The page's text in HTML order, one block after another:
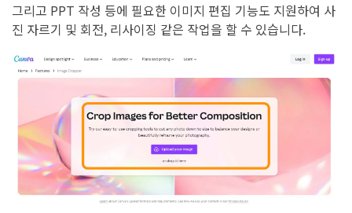
그리고 PPT 작성 등에 필요한 이미지 편집 기능도 지원하여 사
진 자르기 및 회전, 리사이징 같은 작업을 할 수 있습니다.